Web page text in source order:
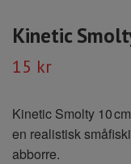
Kinetic
15 kr
Kinetic Smolty 10
en realistisk
abborre.